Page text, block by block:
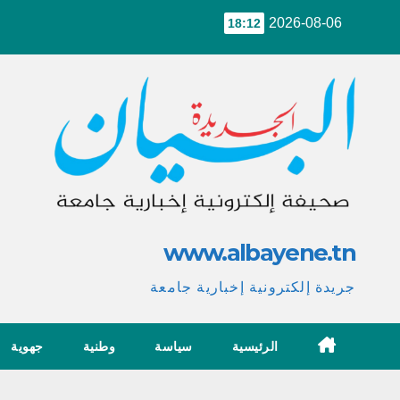
2026-08-06
18:12
www.albayene.tn
جريدة إلكترونية إخبارية جامعة
الرئيسية سياسة وطنية جهوية